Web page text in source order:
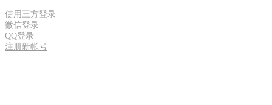
使用三方登录
微信登录
QQ登录
注册新帐号